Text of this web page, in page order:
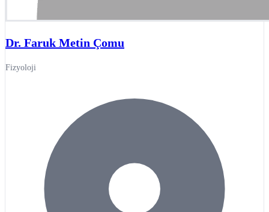
Dr. Faruk Metin Çomu
Fizyoloji